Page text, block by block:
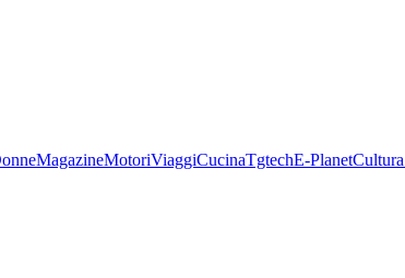
MagazineMotoriViaggiCucinaTgtechE-PlanetCultura